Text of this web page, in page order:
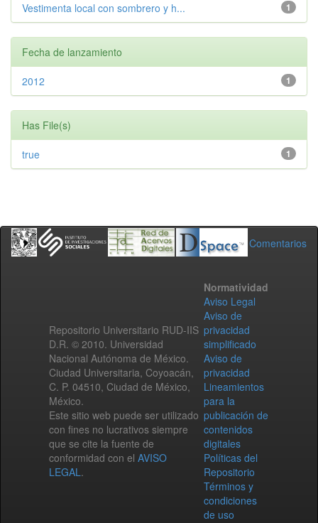
1
Vestimenta local con sombrero y h...
Fecha de lanzamiento
1
2012
Has File(s)
1
true
Comentarios
Repositorio Universitario RUD-IIS
D.R. © 2010. Universidad
Nacional Autónoma de México.
Ciudad Universitaria, Coyoacán,
C. P. 04510, Ciudad de México,
México.
Este sitio web puede ser utilizado
con fines no lucrativos siempre
que se cite la fuente de
conformidad con el AVISO
LEGAL.
Normatividad
Aviso Legal
Aviso de
privacidad
simplificado
Aviso de
privacidad
Lineamientos
para la
publicación de
contenidos
digitales
Políticas del
Repositorio
Términos y
condiciones
de uso